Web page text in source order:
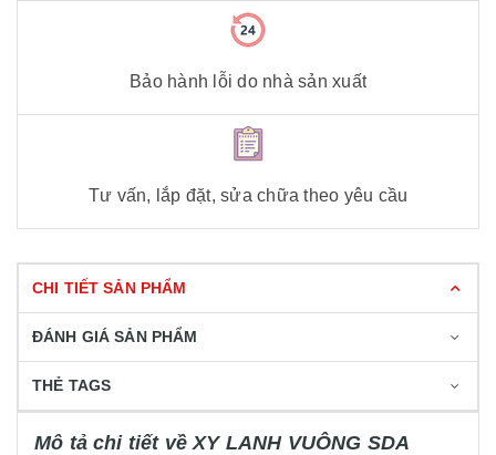
Bảo hành lỗi do nhà sản xuất
Tư vấn, lắp đặt, sửa chữa theo yêu cầu
CHI TIẾT SẢN PHẨM
ĐÁNH GIÁ SẢN PHẨM
THẺ TAGS
Mô tả chi tiết về XY LANH VUÔNG SDA